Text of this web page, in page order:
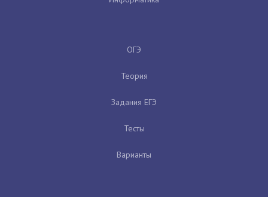
ОГЭ
Теория
Задания ЕГЭ
Тесты
Варианты